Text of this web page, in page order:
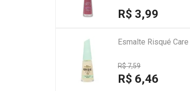
R$ 3,99
Esmalte Risqué
R$ 7,59
R$ 6,46